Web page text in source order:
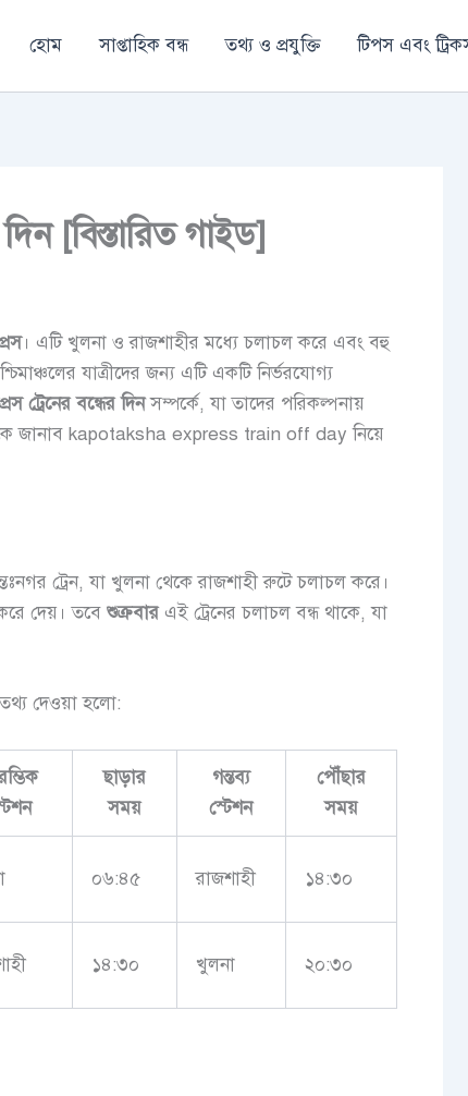
হোম সাপ্তাহিক বন্ধ তথ্য ও প্রযুক্তি টিপস এবং
[বিস্তারিত গাইড]
। এটি খুলনা ও রাজশাহীর মধ্যে চলাচল করে এবং বহু
যাত্রীদের জন্য এটি একটি নির্ভরযোগ্য
ট্রেনের বন্ধের দিনসম্পর্কে, যা তাদের পরিকল্পনায়
kapotaksha express train off day নিয়ে
ট্রেন, যা খুলনা থেকে রাজশাহী রুটে চলাচল করে।
দেয়। তবে শুক্রবারএই ট্রেনের চলাচল বন্ধ থাকে, যা
তথ্য দেওয়া হলো:
ছাড়ার
সময়
গন্তব্য
স্টেশন
পৌঁছার
সময়
০৬:৪৫ রাজশাহী ১৪:৩০
১৪:৩০ খুলনা ২০:৩০